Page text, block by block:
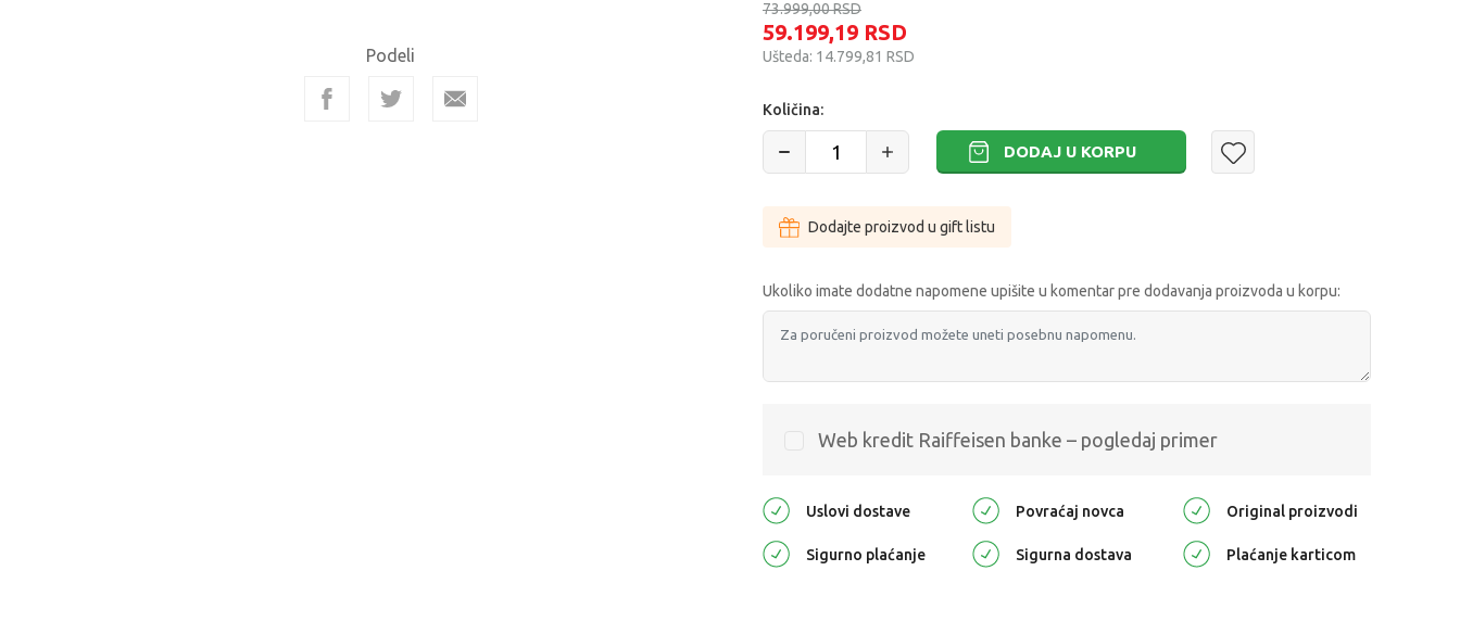
Podeli
73.999,00RSD
59.199,19 RSD
Ušteda: 14.799,81 RSD
Količina:
DODAJ U KORPU
Dodajte proizvod u gift listu
Ukoliko imate dodatne napomene upišite u komentar pre dodavanja proizvoda u korpu:
Web kredit Raiffeisen banke – pogledaj primer
Uslovi dostave Povraćaj novca Original proizvodi
Sigurno plaćanje Sigurna dostava Plaćanje karticom